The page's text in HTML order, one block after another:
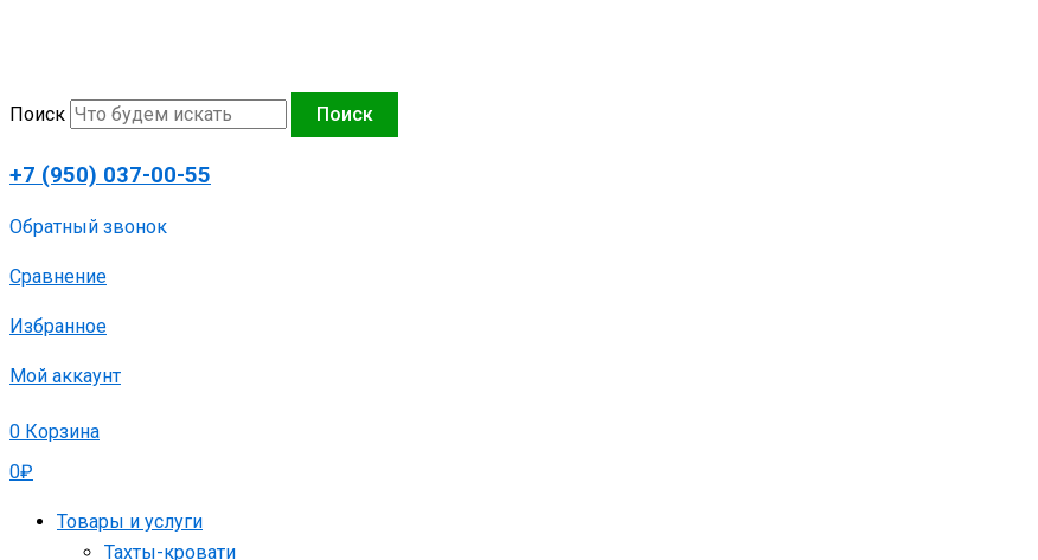
Поиск
Поиск
+7 (950) 037-00-55
Обратный звонок
Сравнение
Избранное
Мой аккаунт
0₽
0 Корзина
Товары и услуги
Тахты-кровати